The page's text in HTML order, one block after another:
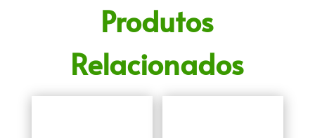
Produtos
Relacionados